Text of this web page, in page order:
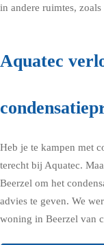
in andere ruimtes, zoals
Aquatec
Heb je te kampen met
terecht bij Aquatec.
Beerzel om het
advies te geven. We
woning in Beerzel van